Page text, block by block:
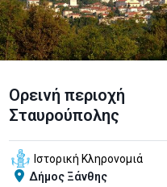
Ορεινή περιοχή
Σταυρούπολης
Ιστορική Κληρονομιά
Δήμος Ξάνθης